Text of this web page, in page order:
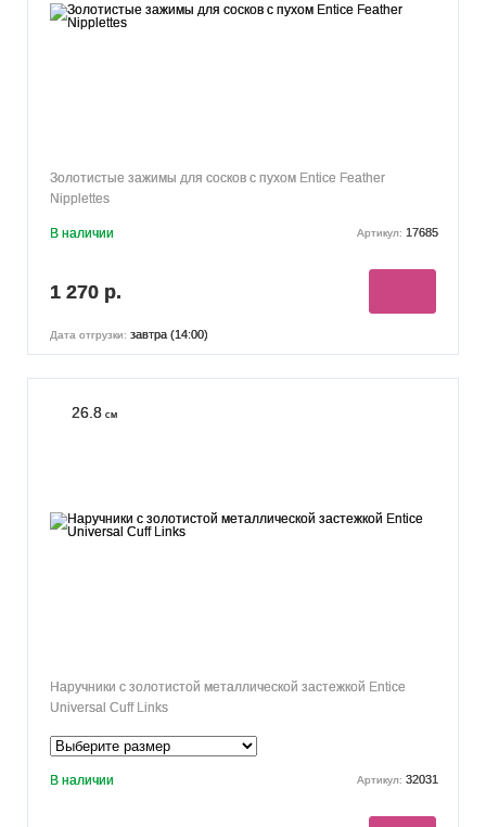
Золотистые зажимы для сосков с пухом Entice Feather
Nipplettes
В наличии Артикул: 17685
1 270 р.
Дата отгрузки: завтра (14:00)
26.8 см
Наручники с золотистой металлической застежкой Entice
Universal Cuff Links
В наличии Артикул: 32031